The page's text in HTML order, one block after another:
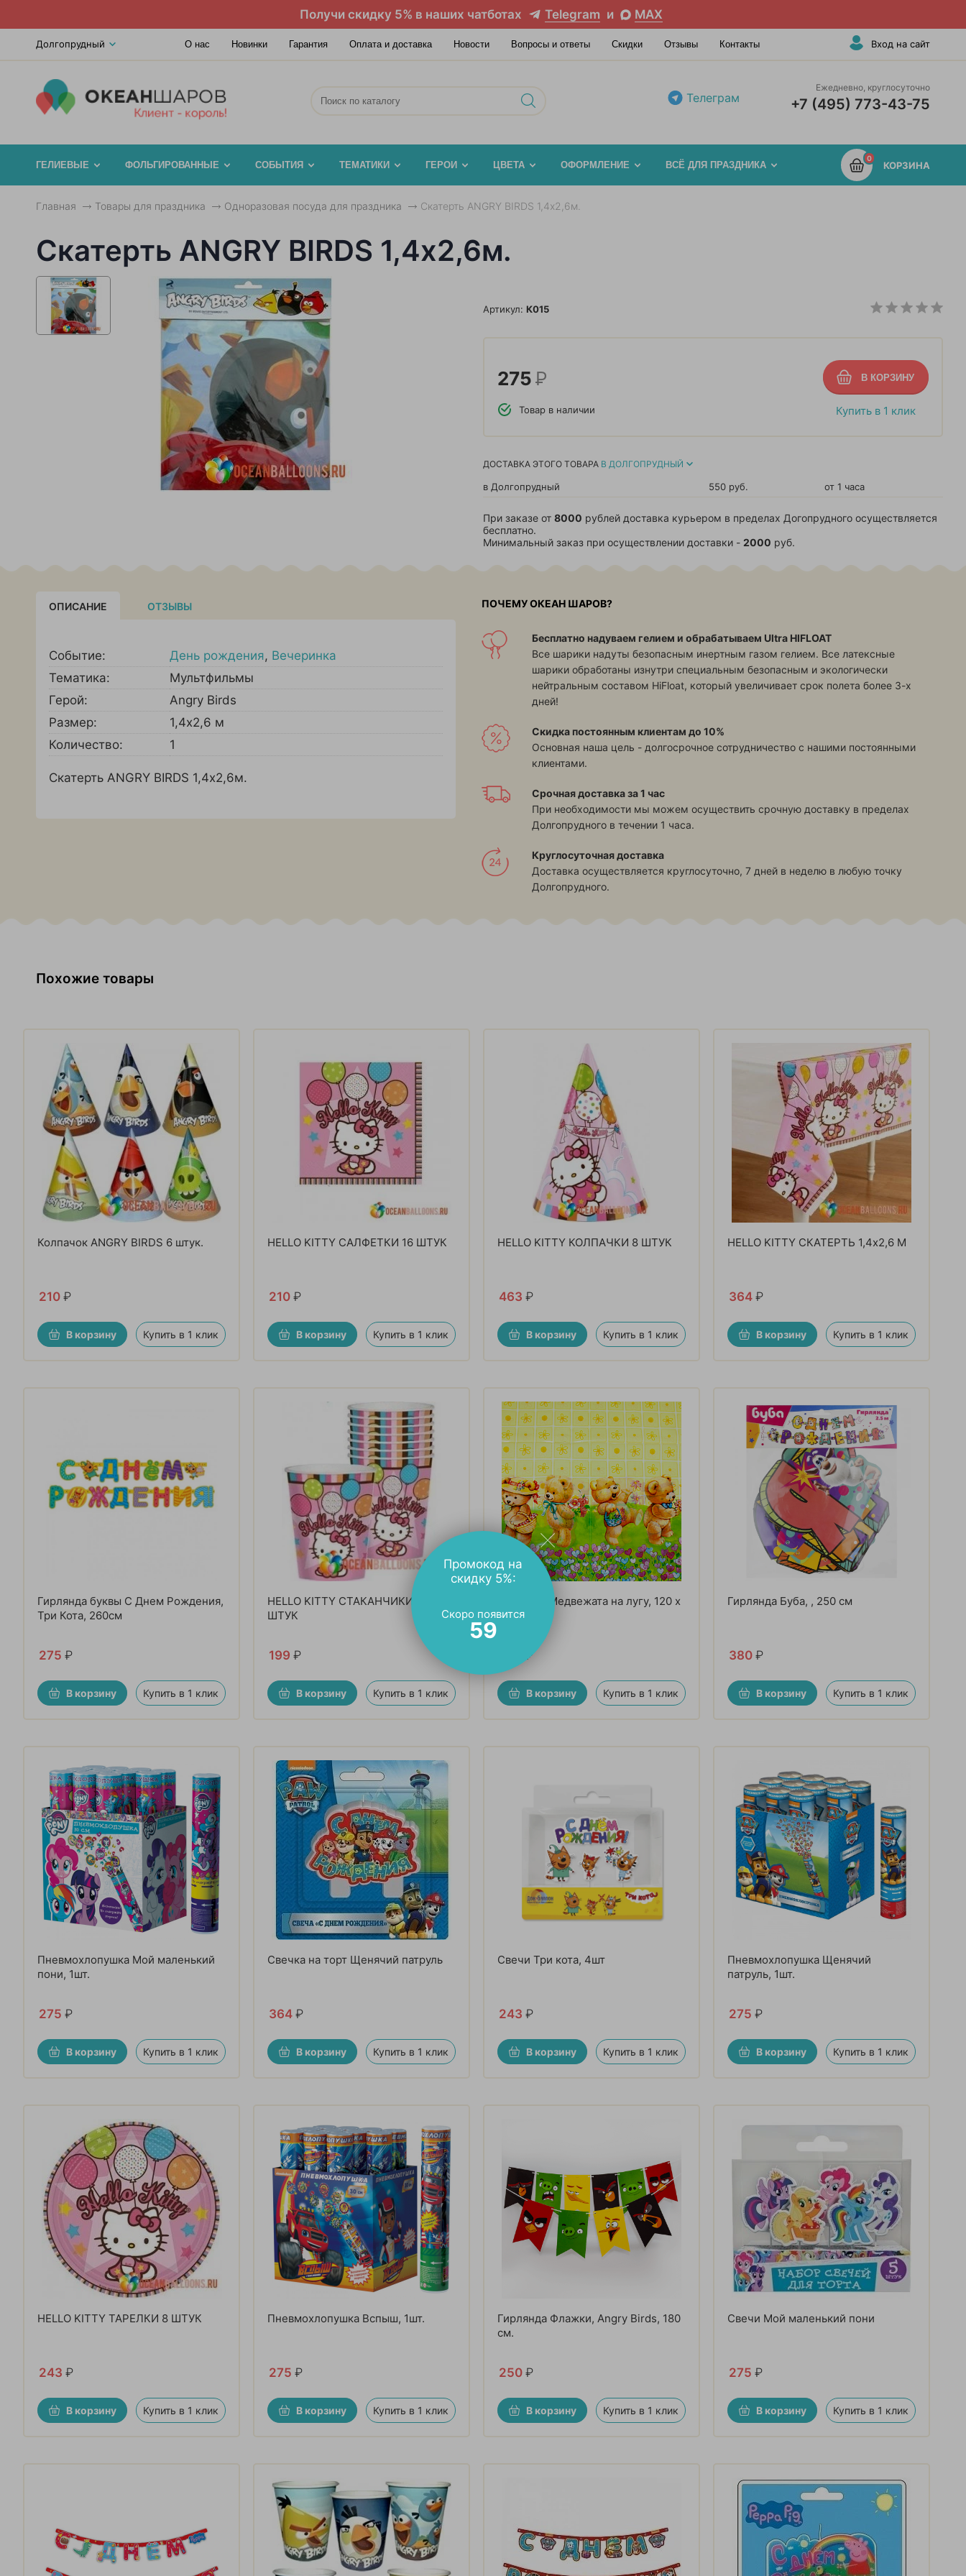
Получи скидку 5% в наших чатботах Telegram и MAX
Долгопрудный О нас Новинки Гарантия Оплата и доставка Новости Вопросы и ответы Скидки Отзывы Контакты Вход на сайт
Телеграм
Ежедневно, круглосуточно
+7 (495) 773-43-75
0
КОРЗИНА
ГЕЛИЕВЫЕ ФОЛЬГИРОВАННЫЕ СОБЫТИЯ ТЕМАТИКИ ГЕРОИ ЦВЕТА ОФОРМЛЕНИЕ ВСЁ ДЛЯ ПРАЗДНИКА
Главная Товары для праздника Одноразовая посуда для праздника Скатерть ANGRY BIRDS 1,4х2,6м.
Скатерть ANGRY BIRDS 1,4х2,6м.
Артикул: К015
Купить в 1 клик
275Р
Товар в наличии
ДОСТАВКА ЭТОГО ТОВАРА В ДОЛГОПРУДНЫЙ
в Долгопрудный 550 руб. от 1 часа
При заказе от 8000 рублей доставка курьером в пределах Догопрудного осуществляется
бесплатно.
Минимальный заказ при осуществлении доставки - 2000 руб.
ОПИСАНИЕ ОТЗЫВЫ
Событие: День рождения, Вечеринка
Тематика:
Мультфильмы
Герой:
Angry Birds
Размер:
1,4х2,6 м
Количество:
1
Скатерть ANGRY BIRDS 1,4х2,6м.
ПОЧЕМУ ОКЕАН ШАРОВ?
Бесплатно надуваем гелием и обрабатываем Ultra HIFLOAT
Все шарики надуты безопасным инертным газом гелием. Все латексные
шарики обработаны изнутри специальным безопасным и экологически
нейтральным составом HiFloat, который увеличивает срок полета более 3-х
дней!
Скидка постоянным клиентам до 10%
Основная наша цель - долгосрочное сотрудничество с нашими постоянными
клиентами.
Срочная доставка за 1 час
При необходимости мы можем осуществить срочную доставку в пределах
Долгопрудного в течении 1 часа.
Круглосуточная доставка
Доставка осуществляется круглосуточно, 7 дней в неделю в любую точку
Долгопрудного.
Похожие товары
Колпачок ANGRY BIRDS 6 штук.
210 ₽
В корзину Купить в 1 клик
HELLO KITTY САЛФЕТКИ 16 ШТУК
210 ₽
В корзину Купить в 1 клик
HELLO KITTY КОЛПАЧКИ 8 ШТУК
463 ₽
В корзину Купить в 1 клик
HELLO KITTY СКАТЕРТЬ 1,4x2,6 М
364 ₽
В корзину Купить в 1 клик
Гирлянда буквы С Днем Рождения,
Три Кота, 260см
275 ₽
В корзину Купить в 1 клик
HELLO KITTY СТАКАНЧИКИ 6
ШТУК
199 ₽
В корзину Купить в 1 клик
Скатерть Медвежата на лугу, 120 х
220 см
₽
В корзину Купить в 1 клик
Гирлянда Буба, , 250 см
380 ₽
В корзину Купить в 1 клик
Пневмохлопушка Мой маленький
пони, 1шт.
275 ₽
В корзину Купить в 1 клик
Свечка на торт Щенячий патруль
364 ₽
В корзину Купить в 1 клик
Свечи Три кота, 4шт
243 ₽
В корзину Купить в 1 клик
Пневмохлопушка Щенячий
патруль, 1шт.
275 ₽
В корзину Купить в 1 клик
HELLO KITTY ТАРЕЛКИ 8 ШТУК
243 ₽
В корзину Купить в 1 клик
Пневмохлопушка Вспыш, 1шт.
275 ₽
В корзину Купить в 1 клик
Гирлянда Флажки, Angry Birds, 180
см.
250 ₽
В корзину Купить в 1 клик
Свечи Мой маленький пони
275 ₽
В корзину Купить в 1 клик
Промокод на
скидку 5%:
Скоро появится
57